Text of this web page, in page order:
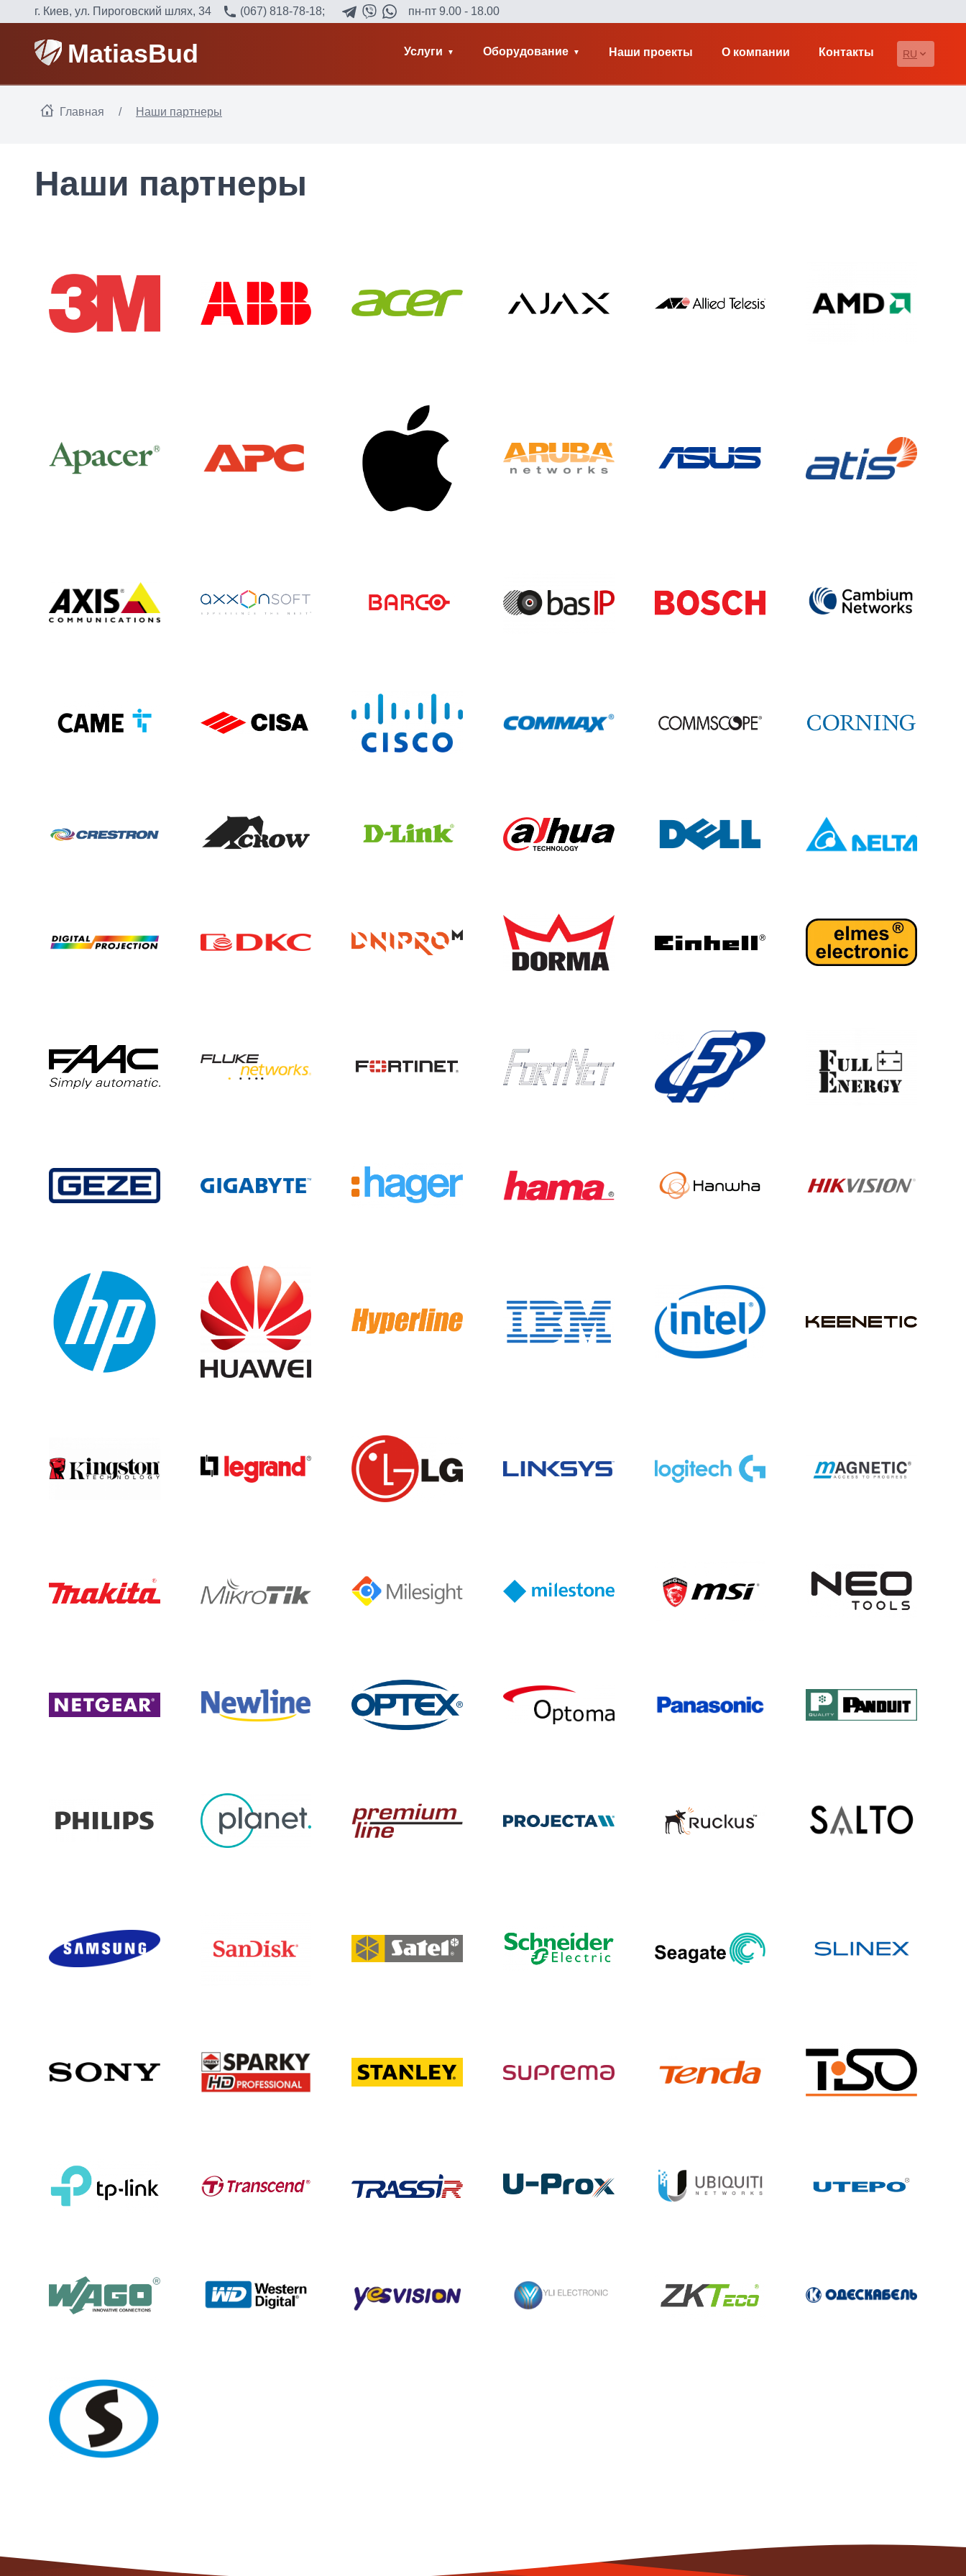
г. Киев, ул. Пироговский шлях, 34 (067) 818-78-18; пн-пт 9.00 - 18.00
MatiasBud Услуги Оборудование Наши проекты О компании Контакты RU
Главная / Наши партнеры
Наши партнеры